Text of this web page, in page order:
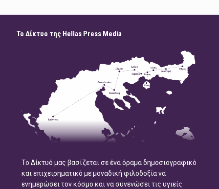
Το Δίκτυο της Hellas Press Media
Το Δίκτυό μας βασίζεται σε ένα όραμα δημοσιογραφικό
και επιχειρηματικό με μοναδική φιλοδοξία να
ενημερώσει τον κόσμο και να συνενώσει τις υγιείς